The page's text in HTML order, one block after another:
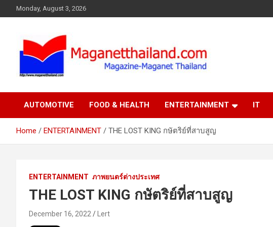
to
Monday, August 3, 2026
AUTOMOTIVE FOOD & HEALTH ENTERTAINMENT IT
Home ENTERTAINMENT THE LOST KING กษัตริย์ที่สาบสูญ
ENTERTAINMENT ภาพยนตร์ต่างประเทศ
THE LOST KING กษัตริย์ที่สาบสูญ
December 16, 2022 Lert